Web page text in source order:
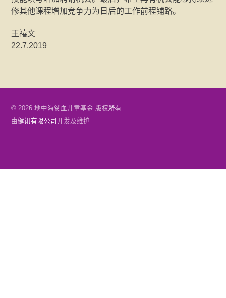
修其他课程增加竞争力为日后的工作前程铺路。
王禧文
22.7.2019
Back
© 2026 地中海贫血儿童基金 版权所有
由健讯有限公司开发及维护